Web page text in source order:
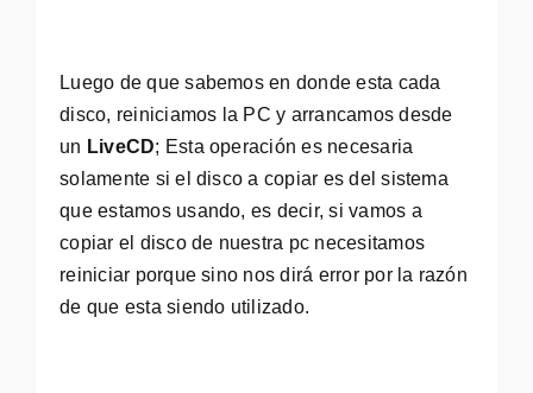
Luego de que sabemos en donde esta cada
disco, reiniciamos la PC y arrancamos desde
un LiveCD; Esta operación es necesaria
solamente si el disco a copiar es del sistema
que estamos usando, es decir, si vamos a
copiar el disco de nuestra pc necesitamos
reiniciar porque sino nos dirá error por la razón
de que esta siendo utilizado.